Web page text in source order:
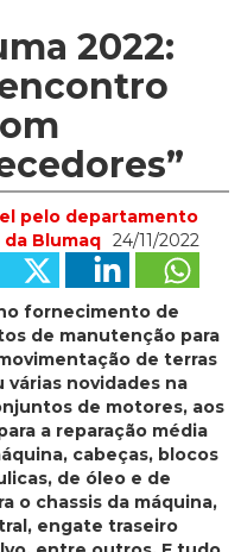
2022:
pelo departamento
Blumaq 24/11/2022
fornecimento de
de manutenção para
de terras
novidades na
de motores, aos
a reparação média
cabeças, blocos
de óleo e de
o chassis da máquina,
engate traseiro